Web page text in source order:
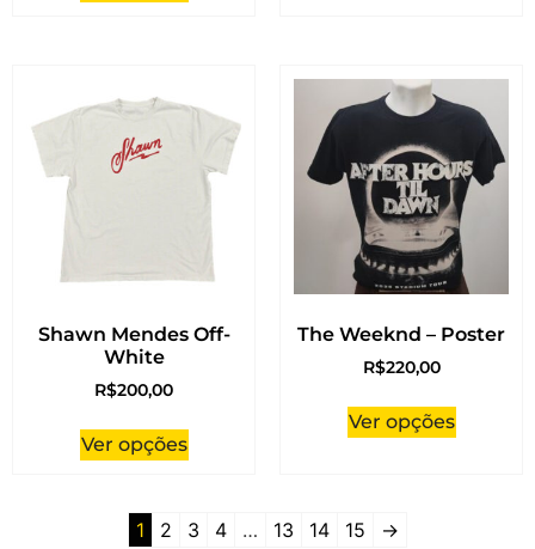
Shawn Mendes Off-
White
R$200,00
Ver opções
The Weeknd – Poster
R$220,00
Ver opções
1 2 3 4 … 13 14 15 →